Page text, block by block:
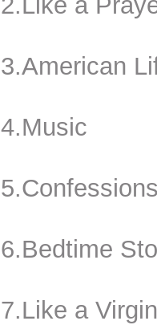
3.American
4.Music
6.Bedtime
7.Like a Virgin